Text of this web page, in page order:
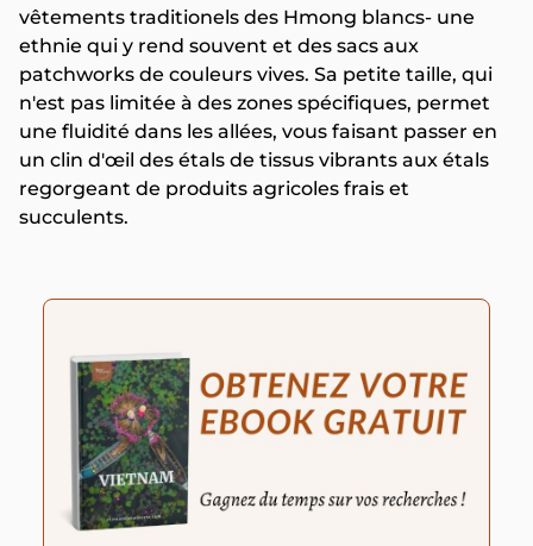
vêtements traditionels des Hmong blancs- une
ethnie qui y rend souvent et des sacs aux
patchworks de couleurs vives. Sa petite taille, qui
n'est pas limitée à des zones spécifiques, permet
une fluidité dans les allées, vous faisant passer en
un clin d'œil des étals de tissus vibrants aux étals
regorgeant de produits agricoles frais et
succulents.